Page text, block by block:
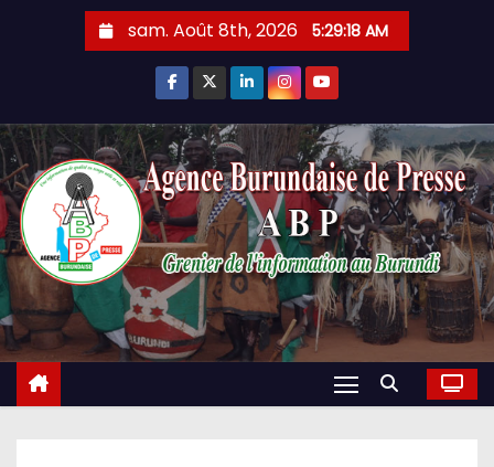
sam. Août 8th, 2026 5:29:20 AM